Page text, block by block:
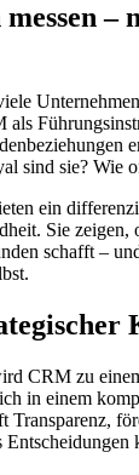
messen –
sind sie? Wie
ein
Sie zeigen,
schafft –
CRM zu
in einem
Transparenz,
Entscheidungen